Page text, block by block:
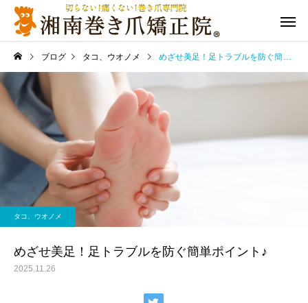
ブログ タコ、ウオノメ めざせ美足！足トラブルを防ぐ簡単ポイント♪
タコ、ウオノメ
めざせ美足！足トラブルを防ぐ簡単ポイント♪
2025.11.26